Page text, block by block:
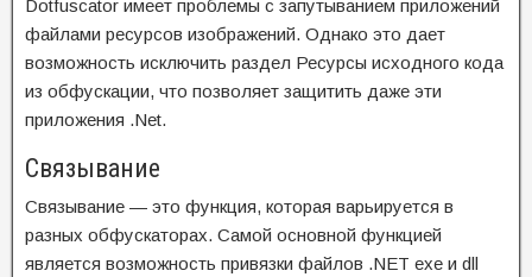
Dotfuscator имеет проблемы с запутыванием приложений
файлами ресурсов изображений. Однако это дает
возможность исключить раздел Ресурсы исходного кода
из обфускации, что позволяет защитить даже эти
приложения .Net.
Связывание
Связывание — это функция, которая варьируется в
разных обфускаторах. Самой основной функцией
является возможность привязки файлов .NET exe и dll